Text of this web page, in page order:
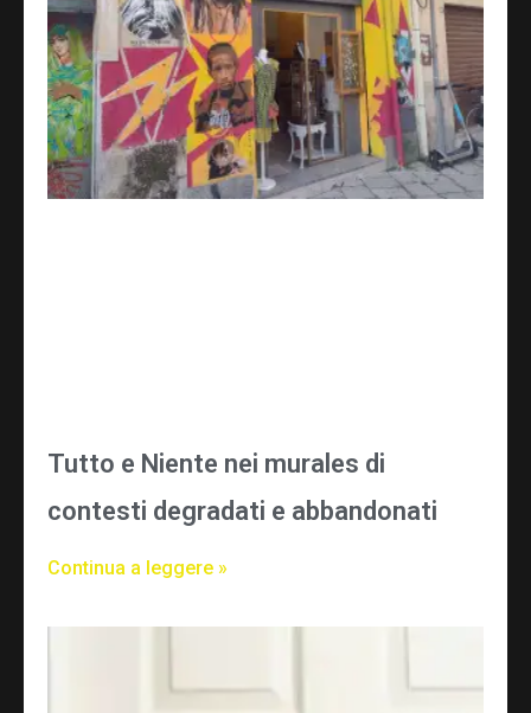
Tutto e Niente nei murales di
contesti degradati e abbandonati
Continua a leggere »